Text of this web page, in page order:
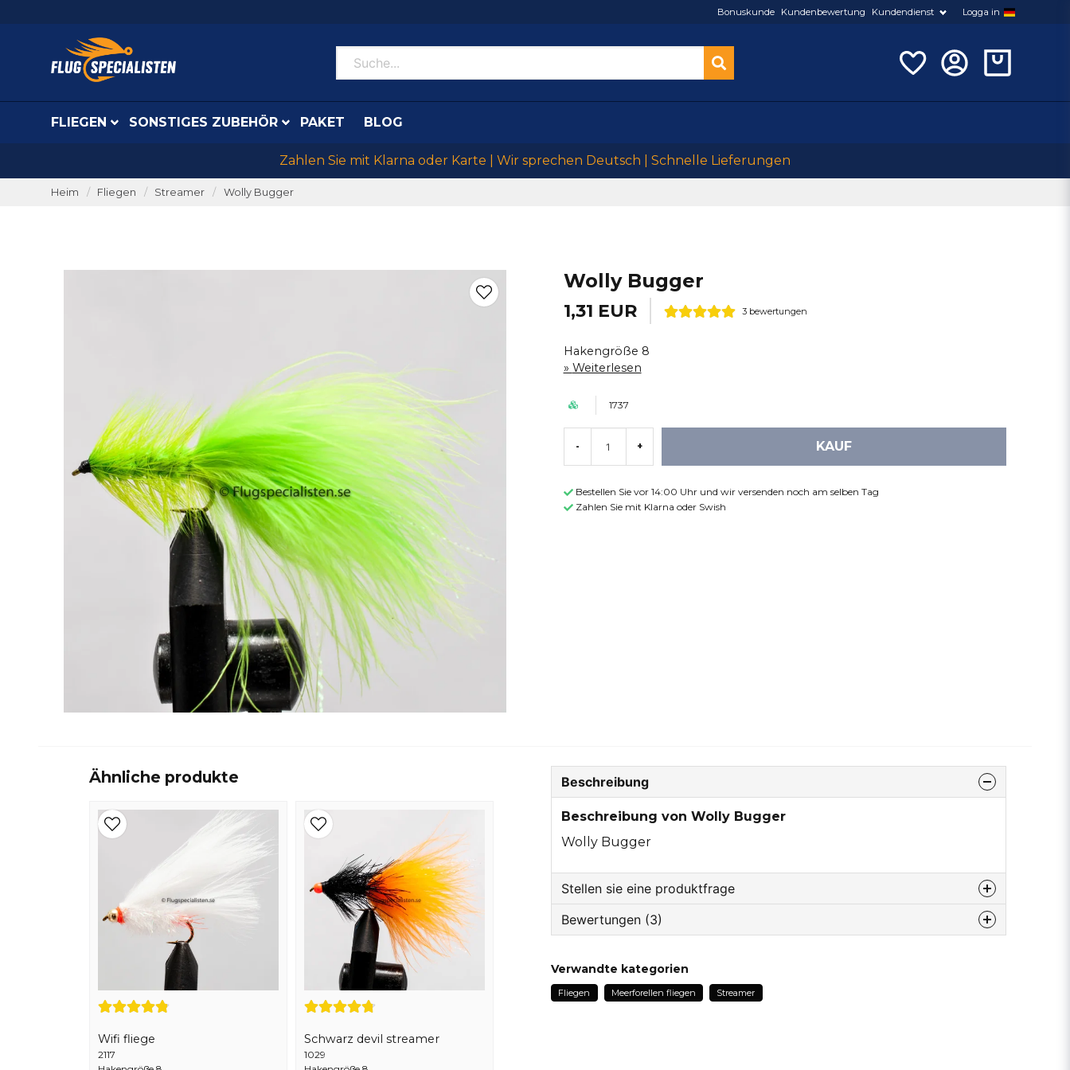
Bonuskunde Kundenbewertung Kundendienst Logga in
FLIEGEN SONSTIGES ZUBEHÖR PAKET BLOG
Zahlen Sie mit Klarna oder Karte | Wir sprechen Deutsch | Schnelle Lieferungen
Heim Fliegen Streamer Wolly Bugger
Wolly Bugger
1,31 EUR 3 bewertungen
Hakengröße 8
Weiterlesen
1737
- + KAUF
Bestellen Sie vor 14:00 Uhr und wir versenden noch am selben Tag
Zahlen Sie mit Klarna oder Swish
Ähnliche produkte
Wifi fliege
2117
Schwarz devil streamer
1029
Beschreibung
Beschreibung von Wolly Bugger
Wolly Bugger
Stellen sie eine produktfrage
question
Fragen sie uns etwas zu diesem produkt...
Bewertungen (3)
Hasim
Verwandte kategorien
Fliegen Meerforellen fliegen Streamer